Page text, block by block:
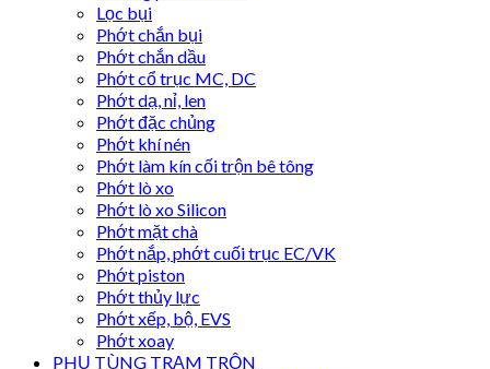
Lọc bụi
Phớt chắn bụi
Phớt chắn dầu
Phớt cổ trục MC, DC
Phớt dạ, nỉ, len
Phớt đặc chủng
Phớt khí nén
Phớt làm kín cối trộn bê tông
Phớt lò xo
Phớt lò xo Silicon
Phớt mặt chà
Phớt nắp, phớt cuối trục EC/VK
Phớt piston
Phớt thủy lực
Phớt xếp, bộ, EVS
Phớt xoay
PHỤ TÙNG TRẠM TRỘN